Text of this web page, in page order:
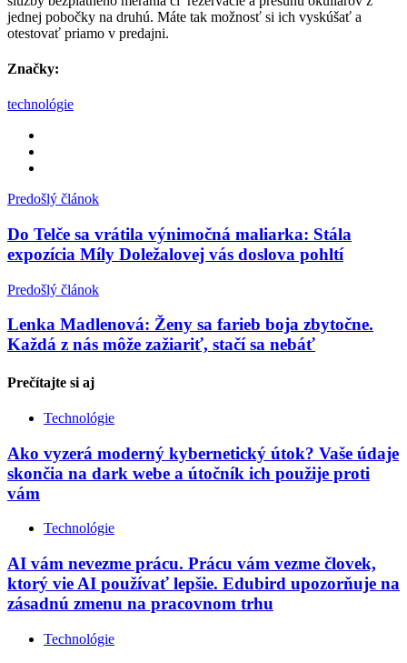
jednej pobočky na druhú. Máte tak možnosť si ich vyskúšať a
otestovať priamo v predajni.
Značky:
technológie
Predošlý článok
Do Telče sa vrátila výnimočná maliarka: Stála
expozícia Míly Doležalovej vás doslova pohltí
Predošlý článok
Lenka Madlenová: Ženy sa farieb boja zbytočne.
Každá z nás môže zažiariť, stačí sa nebáť
Prečítajte si aj
Technológie
Ako vyzerá moderný kybernetický útok? Vaše údaje
skončia na dark webe a útočník ich použije proti
vám
Technológie
AI vám nevezme prácu. Prácu vám vezme človek,
ktorý vie AI používať lepšie. Edubird upozorňuje na
zásadnú zmenu na pracovnom trhu
Technológie